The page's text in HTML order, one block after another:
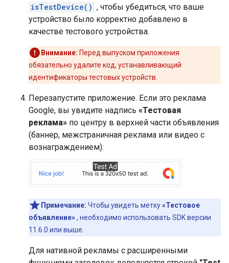
isTestDevice() , чтобы убедиться, что ваше
устройство было корректно добавлено в
качестве тестового устройства.
Внимание: Перед выпуском приложения
обязательно удалите код, устанавливающий
идентификаторы тестовых устройств.
Перезапустите приложение. Если это реклама
Google, вы увидите надпись «Тестовая
реклама» по центру в верхней части объявления
(баннер, межстраничная реклама или видео с
вознаграждением):
Примечание: Чтобы увидеть метку«Тестовое
объявление», необходимо использовать SDK версии
11.6.0 или выше.
Для нативной рекламы с расширенными